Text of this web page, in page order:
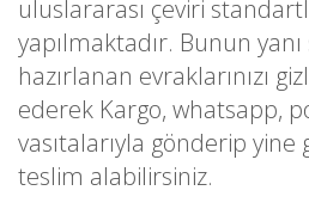
uluslararası çeviri
yapılmaktadır. Bunun
hazırlanan evraklarınızı
ederek Kargo, whatsapp,
vasıtalarıyla gönderip
teslim alabilirsiniz.